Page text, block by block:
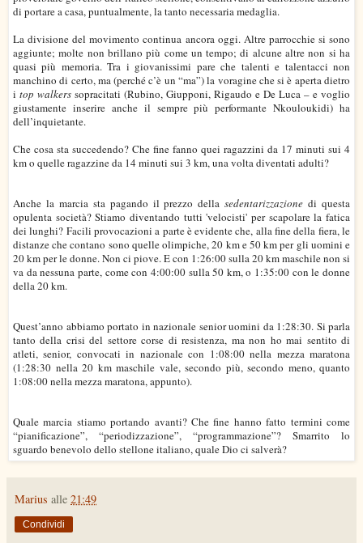
di portare a casa, puntualmente, la tanto necessaria medaglia.
La divisione del movimento continua ancora oggi. Altre parrocchie si sono
aggiunte; molte non brillano più come un tempo; di alcune altre non si ha
quasi più memoria. Tra i giovanissimi pare che talenti e talentacci non
manchino di certo, ma (perché c’è un “ma”) la voragine che si è aperta dietro
i top walkers sopracitati (Rubino, Giupponi, Rigaudo e De Luca – e voglio
giustamente inserire anche il sempre più performante Nkouloukidi) ha
dell’inquietante.
Che cosa sta succedendo? Che fine fanno quei ragazzini da 17 minuti sui 4
km o quelle ragazzine da 14 minuti sui 3 km, una volta diventati adulti?
Anche la marcia sta pagando il prezzo dellasedentarizzazione di questa
opulenta società? Stiamo diventando tutti 'velocisti' per scapolare la fatica
dei lunghi? Facili provocazioni a parte è evidente che, alla fine della fiera, le
distanze che contano sono quelle olimpiche, 20 km e 50 km per gli uomini e
20 km per le donne. Non ci piove. E con 1:26:00 sulla 20 km maschile non si
va da nessuna parte, come con 4:00:00 sulla 50 km, o 1:35:00 con le donne
della 20 km.
Quest’anno abbiamo portato in nazionale senior uomini da 1:28:30. Si parla
tanto della crisi del settore corse di resistenza, ma non ho mai sentito di
atleti, senior, convocati in nazionale con 1:08:00 nella mezza maratona
(1:28:30 nella 20 km maschile vale, secondo più, secondo meno, quanto
1:08:00 nella mezza maratona, appunto).
Quale marcia stiamo portando avanti? Che fine hanno fatto termini come
“pianificazione”, “periodizzazione”, “programmazione”? Smarrito lo
sguardo benevolo dello stellone italiano, quale Dio ci salverà?
Marius alle 21:49
Condividi